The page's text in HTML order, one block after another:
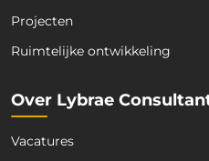
Projecten
Ruimtelijke ontwikkeling
Over Lybrae
Vacatures